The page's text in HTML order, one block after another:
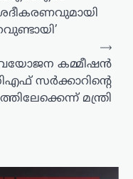
വയോജന കമ്മീഷൻ
സർക്കാറിന്റെ
മന്ത്രി
⟶